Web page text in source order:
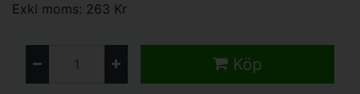
Exkl moms: 263 Kr
Köp